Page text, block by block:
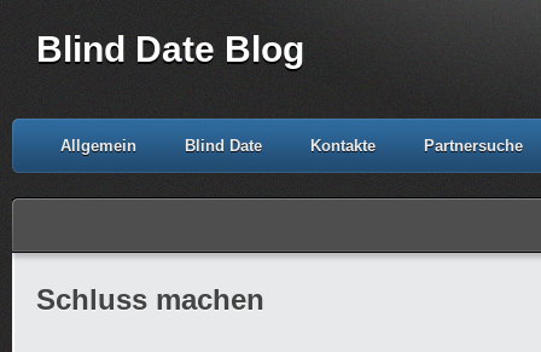
Blind Date Blog
Allgemein Blind Date Kontakte Partnersuche
Schluss machen